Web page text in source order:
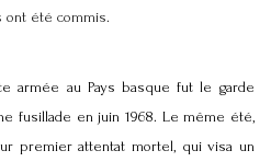
ont été commis.
armée au Pays basque fut le garde
fusillade en juin 1968. Le même été,
premier attentat mortel, qui visa un